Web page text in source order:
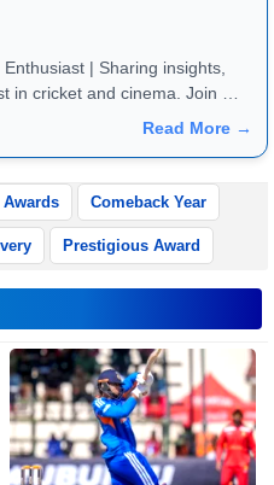
| Sharing insights,
in cricket and cinema. Join me
Read More →
Comeback Year
Prestigious Award